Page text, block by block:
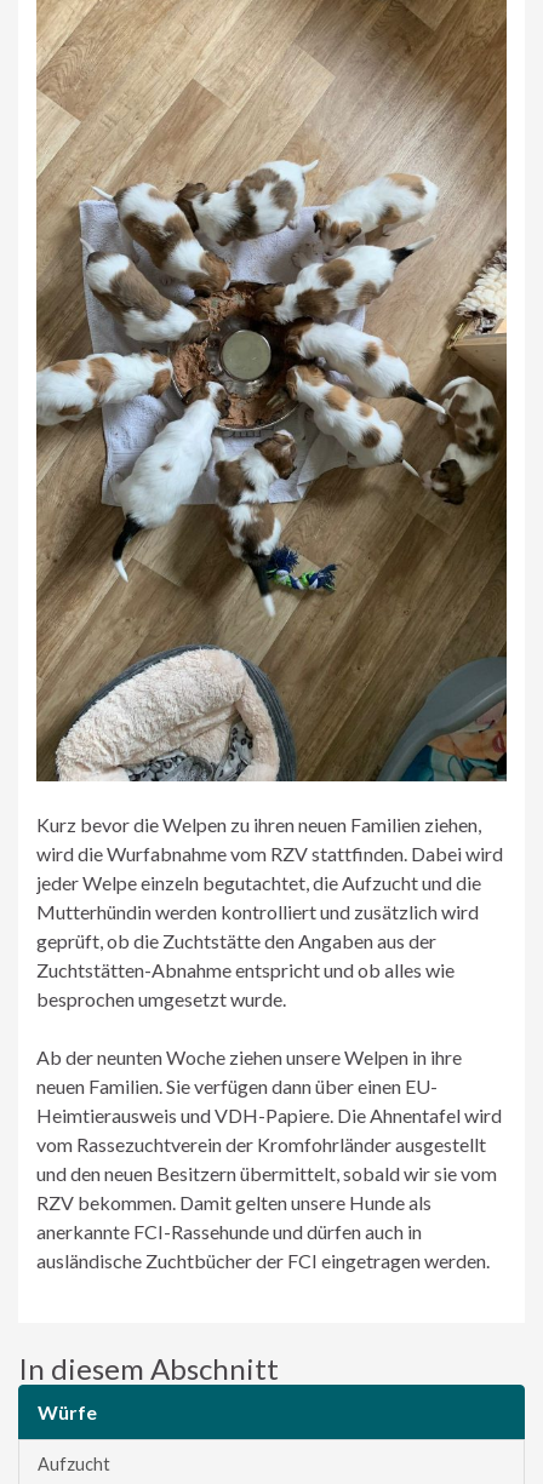
Kurz bevor die Welpen zu ihren neuen Familien ziehen,
wird die Wurfabnahme vom RZV stattfinden. Dabei wird
jeder Welpe einzeln begutachtet, die Aufzucht und die
Mutterhündin werden kontrolliert und zusätzlich wird
geprüft, ob die Zuchtstätte den Angaben aus der
Zuchtstätten-Abnahme entspricht und ob alles wie
besprochen umgesetzt wurde.
Ab der neunten Woche ziehen unsere Welpen in ihre
neuen Familien. Sie verfügen dann über einen EU-
Heimtierausweis und VDH-Papiere. Die Ahnentafel wird
vom Rassezuchtverein der Kromfohrländer ausgestellt
und den neuen Besitzern übermittelt, sobald wir sie vom
RZV bekommen. Damit gelten unsere Hunde als
anerkannte FCI-Rassehunde und dürfen auch in
ausländische Zuchtbücher der FCI eingetragen werden.
In diesem Abschnitt
Würfe
Aufzucht